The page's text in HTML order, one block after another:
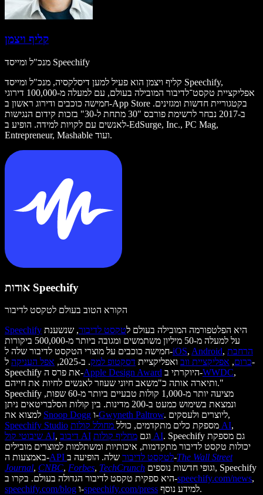
קליף ויצמן
מנכ"ל ומייסד Speechify
קליף ויצמן הוא פעיל למען דיסלקסיה, מנכ"ל ומייסד Speechify,
אפליקציית טקסט־לדיבור המובילה בעולם, עם למעלה מ-100,000 דירוגי
חמישה כוכבים ודירוג ראשון ב-App Store בקטגוריית חדשות ומגזינים.
ב-2017 נבחר לרשימת פורבס "30 מתחת ל-30" בזכות קידום הנגישות
לאנשים עם לקויות למידה. הופיע ב-EdSurge, Inc., PC Mag,
Entrepreneur, Mashable ועוד.
אודות Speechify
הקורא הטוב בעולם לטקסט לדיבור
Speechify
היא הפלטפורמה המובילה בעולם לטקסט לדיבור, שנשענת
על למעלה מ-50 מיליון משתמשים ומגובה ביותר מ-500,000 ביקורות
חמישה כוכבים על מוצרי הטקסט לדיבור שלה ל-iOS, Android, הרחבת
כרום, אפליקציית ווב ואפליקציית דסקטופ למק. ב-2025, אפל העניקה ל-
Speechify את פרס ה-Apple Design Award היוקרתי ב-WWDC,
ותיארה אותה כ"משאב חיוני שעוזר לאנשים לחיות את חייהם."
Speechify מציעה יותר מ-1,000 קולות טבעיים ביותר מ-60 שפות,
ונמצאת בשימוש כמעט ב-200 מדינות. בין קולות הסלבריטאים ניתן
Snoop Dogg ו-Gwyneth Paltrow
. ליוצרים ולעסקים,
Speechify Studio
מספקת כלים מתקדמים, כולל מחולל קולות AI,
שיבוטי קול AI, דיבוב AI וגם מחליף קולות AI. Speechify גם מספקת
יכולות טקסט לדיבור מתקדמות, איכותיות ומשתלמות למוצרים מובילים
באמצעות ה-
API לטקסט לדיבורשלה. הופיעה ב-The Wall Street
Journal, CNBC, Forbes, TechCrunch
היא ספקית טקסט לדיבור הגדולה בעולם. בקרו ב-speechify.com/news,
speechify.com/blog ו-speechify.com/press למידע נוסף.